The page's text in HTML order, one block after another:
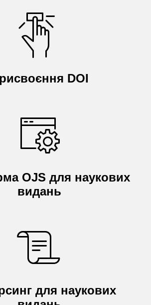
DOI
OJS для наукових
видань
для наукових